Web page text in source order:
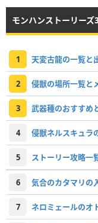
モンハンストーリーズ
1 天変古龍の一覧と
2 侵獣の場所一覧と
3 武器種のおすすめ
4 侵獣ネルスキュラ
5 ストーリー攻略一
6 気合のカタマリの
7 ネロミェールのオ